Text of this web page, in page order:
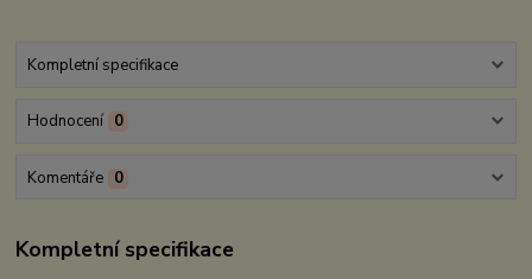
Kompletní specifikace
Hodnocení 0
Komentáře 0
Kompletní specifikace